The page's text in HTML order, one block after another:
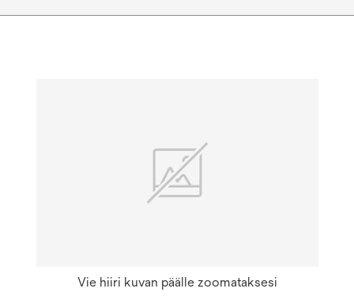
Vie hiiri kuvan päälle zoomataksesi